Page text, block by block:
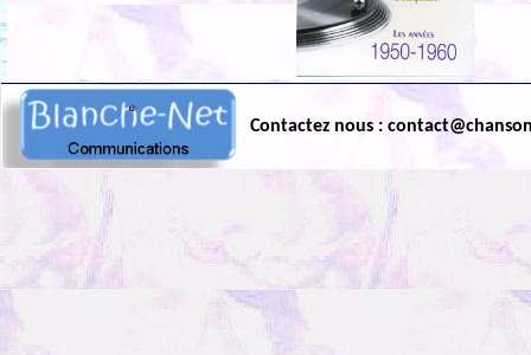
Contactez nous :